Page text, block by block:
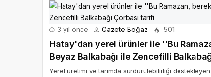
3 yıl önce Gazete Boğaz 501
Hatay'dan yerel ürünler ile ''Bu
Beyaz Balkabağı ile Zencefilli
Yerel üretimi ve tarımda sürdürülebilirliği